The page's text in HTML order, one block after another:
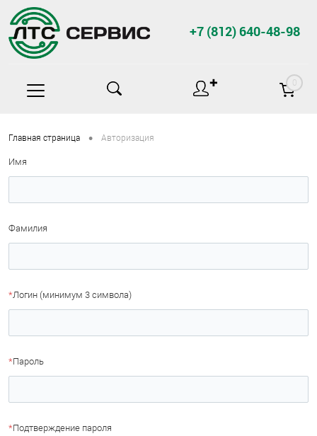
+7 (812) 640-48-98
✚ 0
Главная страница • Авторизация
Имя
Фамилия
*Логин (минимум 3 символа)
*Пароль
*Подтверждение пароля